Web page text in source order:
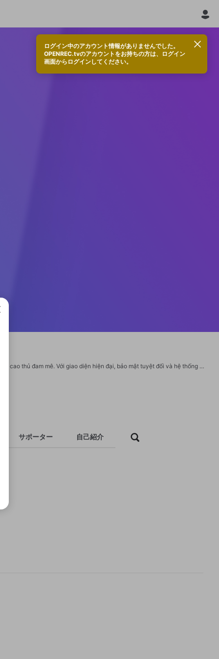
ログイン中のアカウント情報がありませんでした。
OPENREC.tvのアカウントをお持ちの方は、ログイン
画面からログインしてください。
68 Game Bài là cổng game bài đổi thưởng hàng đầu Việt Nam, nơi hội tụ hàng ngàn cao thủ đam mê. Với giao diện hiện đại, bảo mật tuyệt đối và hệ thống nạp rút siêu tốc, người chơi được trải nghiệm môi trường giải trí công bằng và hấp dẫn. Kho game đa dạng từ Tiến Lên, Phỏm, Poker đến các sảnh bài quốc tế, mang đến những phút giây kịch tính khó quên. Đây là điểm đến lý tưởng cho mọi người chơi muốn vừa giải trí, vừa có cơ hội đổi thưởng giá trị. Thông tin liên hệ : Thương Hiệu : 68 Game Bài Địa Chỉ : 40 Dương Đức Hiền, Tây Thạnh, Tân Phú, Hồ Chí Minh, Việt Nam SĐT : 0808415786 Website : https://68gamebaii.app/ Email : 68gamebaiiapp@gmail.com Hashtags : #68gamebai, #68gb, #conggame_68gamebai, #gamebaidoithuong, #nohu Social: https://www.facebook.com/68gamebaiiapp/ https://twitter.com/68gamebaiiapp https://www.youtube.com/@68gamebaiiapp https://www.pinterest.com/68gamebaiiapp/ https://www.tumblr.com/68gamebaiiapp https://www.reddit.com/user/68gamebaiiapp/
サポーター 自己紹介